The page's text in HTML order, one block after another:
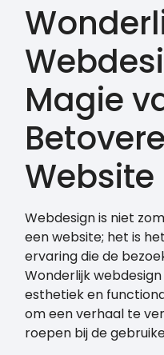
Magie
Website
Webdesign is niet
een website; het is
ervaring die de
Wonderlijk
esthetiek en
om een verhaal te
roepen bij de